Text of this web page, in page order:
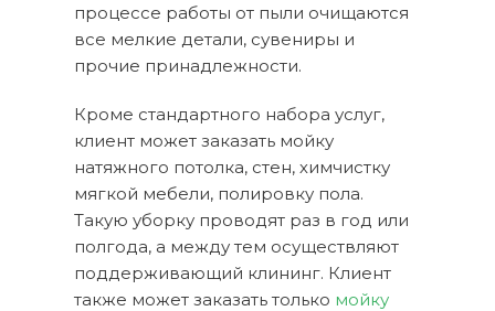
процессе работы от пыли очищаются
все мелкие детали, сувениры и
прочие принадлежности.
Кроме стандартного набора услуг,
клиент может заказать мойку
натяжного потолка, стен, химчистку
мягкой мебели, полировку пола.
Такую уборку проводят раз в год или
полгода, а между тем осуществляют
поддерживающий клининг. Клиент
также может заказать только мойку